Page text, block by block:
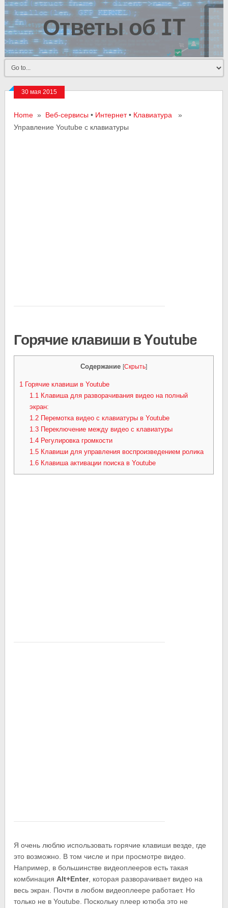
Ответы об IT
30 мая 2015
Home » Веб-сервисы • Интернет• Клавиатура »
Управление Youtube с клавиатуры
Горячие клавиши в Youtube
Содержание [Скрыть]
1 Горячие клавиши в Youtube
1.1Клавиша для разворачивания видео на полный
экран:
1.2Перемотка видео с клавиатуры в Youtube
1.3Переключение между видео с клавиатуры
1.4Регулировка громкости
1.5Клавиши для управления воспроизведением ролика
1.6Клавиша активации поиска в Youtube
Я очень люблю использовать горячие клавиши везде, где
это возможно. В том числе и при просмотре видео.
Например, в большинстве видеоплееров есть такая
комбинацияAlt+Enter, которая разворачивает видео на
весь экран. Почти в любом видеоплеере работает. Но
только не в Youtube. Поскольку плеер ютюба это не